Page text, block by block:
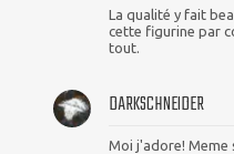
La qualité y fait
cette figurine par
tout.
DARKSCHNEIDER
Moi j'adore! Meme